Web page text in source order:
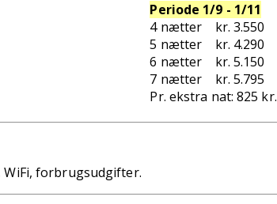
Periode 1/9 - 1/11
4 nætter kr. 3.550
5 nætter kr. 4.290
6 nætter kr. 5.150
7 nætter kr. 5.795
Pr. ekstra nat: 825 kr.
forbrugsudgifter.